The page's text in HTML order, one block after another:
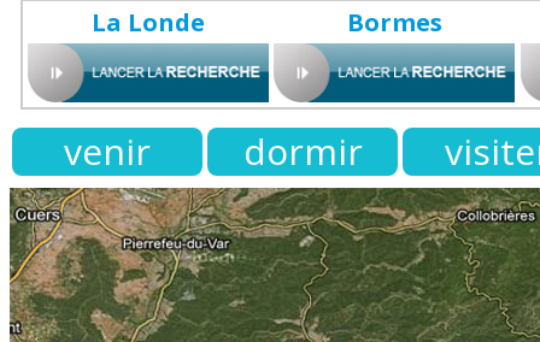
La Londe Bormes
venir dormir